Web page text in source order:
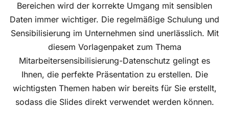
Bereichen wird der korrekte Umgang mit sensiblen
Daten immer wichtiger. Die regelmäßige Schulung und
Sensibilisierung im Unternehmen sind unerlässlich. Mit
diesem Vorlagenpaket zum Thema
Mitarbeitersensibilisierung-Datenschutz gelingt es
Ihnen, die perfekte Präsentation zu erstellen. Die
wichtigsten Themen haben wir bereits für Sie erstellt,
sodass die Slides direkt verwendet werden können.